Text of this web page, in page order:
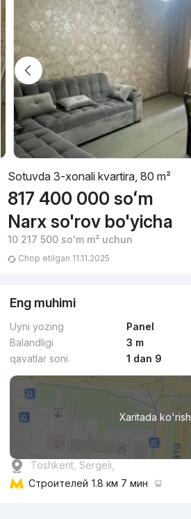
Sotuvda 3-xonali kvartira, 80 m²
817 400 000 soʻm
Narx so'rov bo'yicha
10 217 500 soʻmm² uchun
Chop etilgan 11.11.2025
Eng muhimi
Uyni yozing
Panel
Balandligi
3 m
qavatlar soni
1 dan 9
Xaritada ko'rish
Toshkent, Sergeli,
Строителей 1.8 км 7 мин